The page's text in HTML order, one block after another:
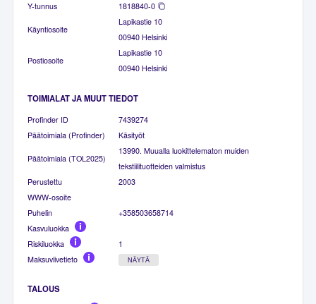
Y-tunnus
1818840-0
Käyntiosoite
Lapikastie 10
00940 Helsinki
Postiosoite
Lapikastie 10
00940 Helsinki
TOIMIALAT JA MUUT TIEDOT
Profinder ID
7439274
Päätoimiala (Profinder)
Käsityöt
Päätoimiala (TOL2025)
13990. Muualla luokittelematon muiden
tekstiilituotteiden valmistus
Perustettu
2003
WWW-osoite
Puhelin
+358503658714
Kasvuluokka
Riskiluokka
1
Maksuviivetieto
NÄYTÄ
TALOUS